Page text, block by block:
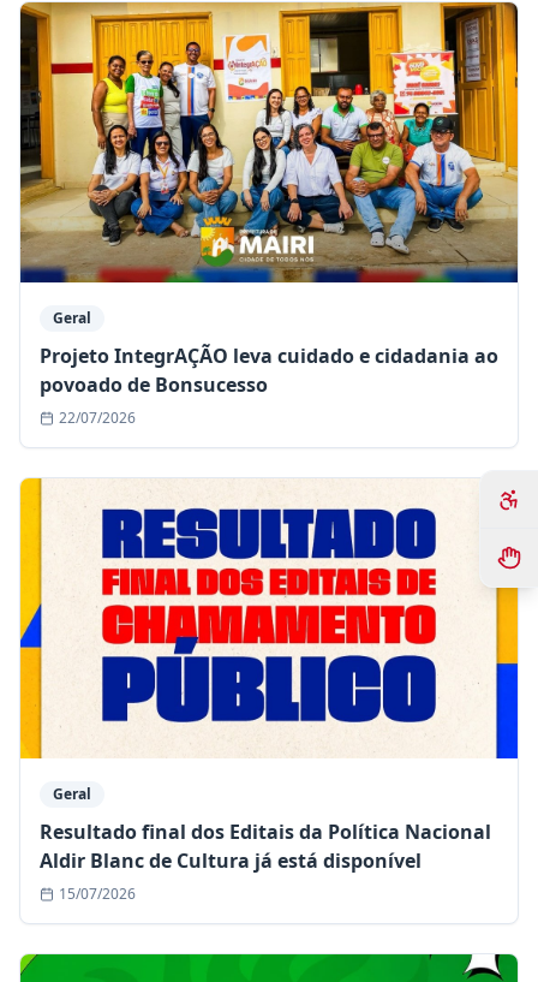
Geral
Projeto IntegrAÇÃO leva cuidado e cidadania ao
povoado de Bonsucesso
22/07/2026
Geral
Resultado final dos Editais da Política Nacional
Aldir Blanc de Cultura já está disponível
15/07/2026